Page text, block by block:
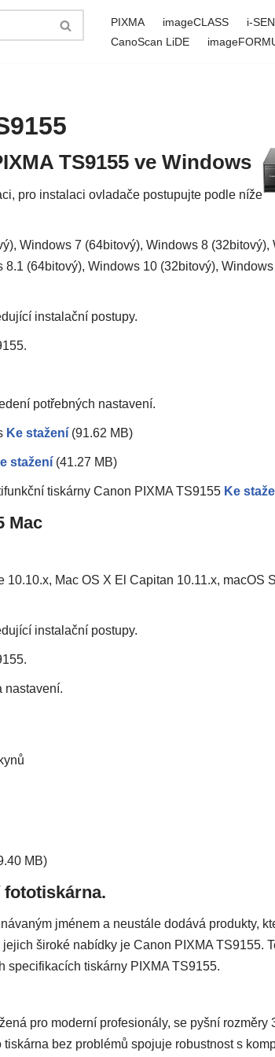
PIXMA imageCLASS i-
CanoScan LiDE
TS9155 ve Windows
pro instalaci ovladače postupujte podle níže
Windows 7 (64bitový), Windows 8 (32bitový),
(64bitový), Windows 10 (32bitový),
instalační postupy.
potřebných nastavení.
Ke stažení (91.62 MB)
stažení (41.27 MB)
tiskárny Canon PIXMA TS9155 Ke
Mac
10.10.x, Mac OS X El Capitan 10.11.x, macOS
instalační postupy.
nastavení.
MB)
fototiskárna.
jménem a neustále dodává produkty,
široké nabídky je Canon PIXMA TS9155.
specifikacích tiskárny PIXMA TS9155.
pro moderní profesionály, se pyšní rozměry
bez problémů spojuje robustnost s